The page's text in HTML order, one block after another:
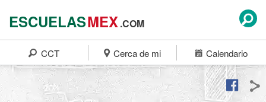
ESCUELASMEX.COM
CCT Cerca de mi Calendario